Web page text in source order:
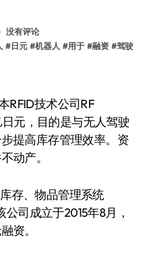
没有评论
#日元 #机器人 #用于 #融资 #驾驶
RFID技术公司RF
元，目的是与无人驾驶
提高库存管理效率。资
动产。
存、物品管理系统
公司成立于2015年8月，
资。